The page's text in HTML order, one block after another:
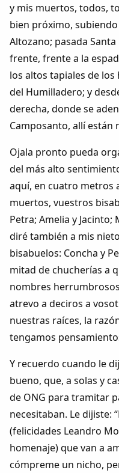
y mis muertos, todos,
bien próximo,
Altozano; pasada
frente, frente a la
los altos tapiales de
del Humilladero; y
derecha, donde se
Camposanto, allí están
Ojala pronto pueda
del más alto
aquí, en cuatro metros
muertos, vuestros
Petra; Amelia y
diré también a mis
bisabuelos: Concha y
mitad de chucherías a
nombres
atrevo a deciros a
nuestras raíces, la
tengamos
Y recuerdo cuando le
bueno, que, a solas y
de ONG para tramitar
necesitaban. Le dijiste:
(felicidades Leandro
homenaje) que van a
cómpreme un nicho,